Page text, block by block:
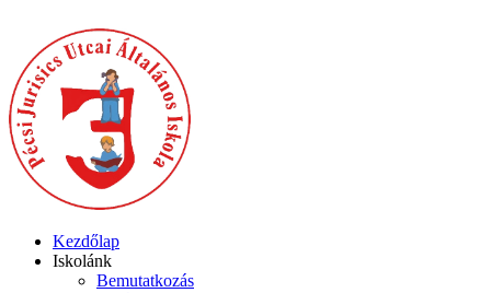
Kezdőlap
Iskolánk
Bemutatkozás